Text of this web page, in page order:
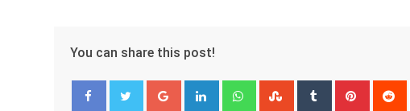
You can share this post!
Google+ LinkedIn WhatsappStumbleUpon
Tumblr Pinterest